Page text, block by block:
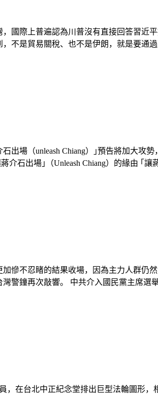
國際上普遍認為川普沒有直接回答習
不是貿易關稅、也不是伊朗，就是要通
出場（unleash Chiang）｣預告將加大
石出場｣（Unleash Chiang）的緣由 ｢讓
加慘不忍睹的結果收場，因為主力人群
警鐘再次敲響。 中共介入國民黨主席選
，在台北中正紀念堂排出巨型法輪圖形